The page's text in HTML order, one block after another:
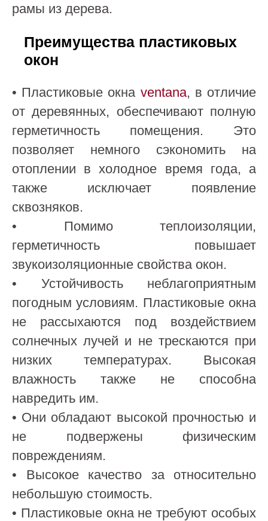
рамы из дерева.
Преимущества пластиковых
окон
• Пластиковые окна ventana, в отличие
от деревянных, обеспечивают полную
герметичность помещения. Это
позволяет немного сэкономить на
отоплении в холодное время года, а
также исключает появление
сквозняков.
• Помимо теплоизоляции,
герметичность повышает
звукоизоляционные свойства окон.
• Устойчивость неблагоприятным
погодным условиям. Пластиковые окна
не рассыхаются под воздействием
солнечных лучей и не трескаются при
низких температурах. Высокая
влажность также не способна
навредить им.
• Они обладают высокой прочностью и
не подвержены физическим
повреждениям.
• Высокое качество за относительно
небольшую стоимость.
• Пластиковые окна не требуют особых